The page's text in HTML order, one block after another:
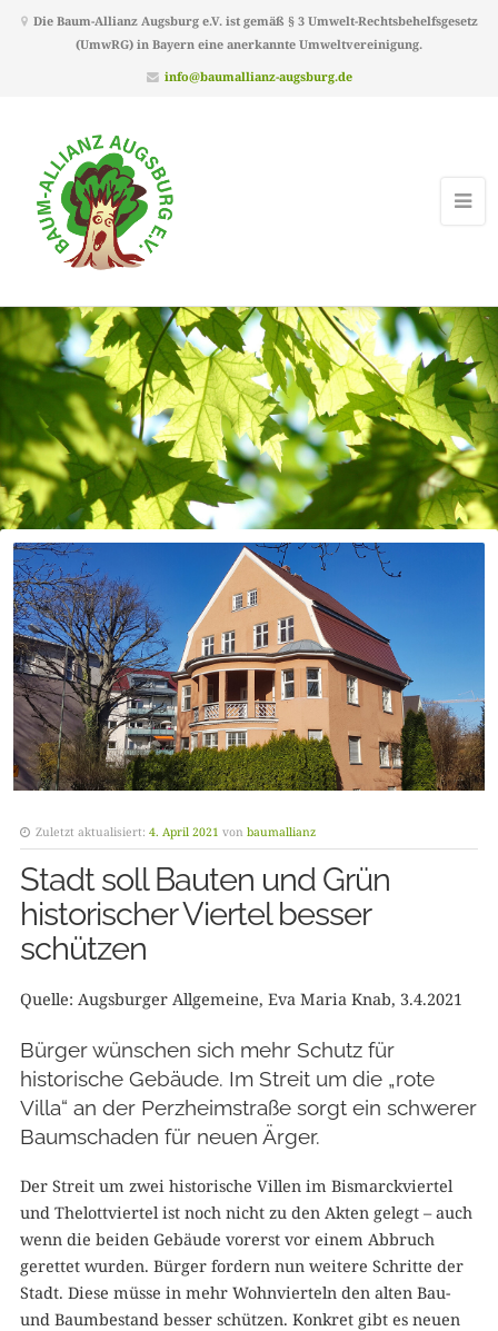
Die Baum-Allianz Augsburg e.V. ist gemäß § 3 Umwelt-Rechtsbehelfsgesetz
(UmwRG) in Bayern eine anerkannte Umweltvereinigung.
info@baumallianz-augsburg.de
Zuletzt aktualisiert: 4. April 2021 von baumallianz
Stadt soll Bauten und Grün
historischer Viertel besser
schützen
Quelle: Augsburger Allgemeine, Eva Maria Knab, 3.4.2021
Bürger wünschen sich mehr Schutz für
historische Gebäude. Im Streit um die „rote
Villa“ an der Perzheimstraße sorgt ein schwerer
Baumschaden für neuen Ärger.
Der Streit um zwei historische Villen im Bismarckviertel
und Thelottviertel ist noch nicht zu den Akten gelegt – auch
wenn die beiden Gebäude vorerst vor einem Abbruch
gerettet wurden. Bürger fordern nun weitere Schritte der
Stadt. Diese müsse in mehr Wohnvierteln den alten Bau-
und Baumbestand besser schützen. Konkret gibt es neuen